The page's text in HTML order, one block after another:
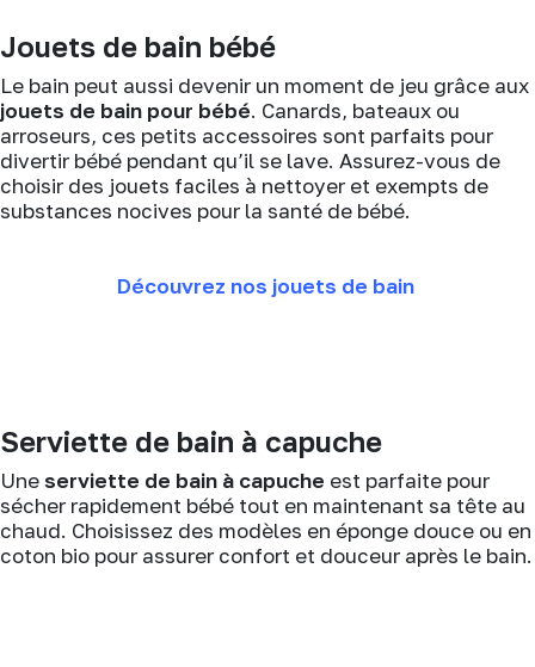
Jouets de bain bébé
Le bain peut aussi devenir un moment de jeu grâce aux
jouets de bain pour bébé. Canards, bateaux ou
arroseurs, ces petits accessoires sont parfaits pour
divertir bébé pendant qu’il se lave. Assurez-vous de
choisir des jouets faciles à nettoyer et exempts de
substances nocives pour la santé de bébé.
Découvrez nos jouets de bain
Serviette de bain à capuche
Uneserviette de bain à capuche est parfaite pour
sécher rapidement bébé tout en maintenant sa tête au
chaud. Choisissez des modèles en éponge douce ou en
coton bio pour assurer confort et douceur après le bain.